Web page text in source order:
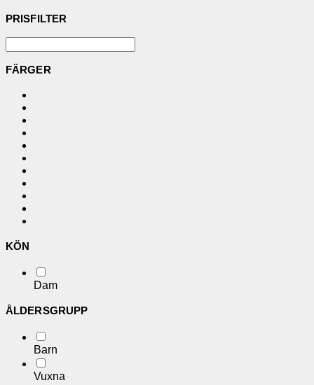
PRISFILTER
FÄRGER
KÖN
Dam
ÅLDERSGRUPP
Barn
Vuxna